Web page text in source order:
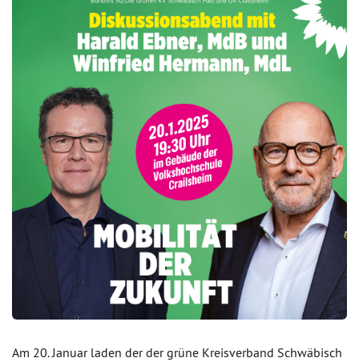
Am 20. Januar laden der der grüne Kreisverband Schwäbisch